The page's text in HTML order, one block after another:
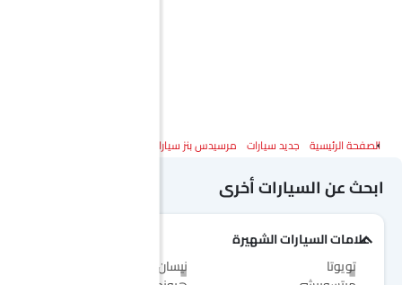
الصفحة الرئيسية جديد سيارات مرسيدس بنز سيارات
ابحث عن السيارات أخرى
علامات السيارات الشهيرة
تويوتا
نيسان